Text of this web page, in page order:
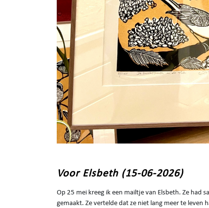
Voor Elsbeth (15-06-2026)
Op 25 mei kreeg ik een mailtje van Elsbeth. Ze had
gemaakt. Ze vertelde dat ze niet lang meer te leven